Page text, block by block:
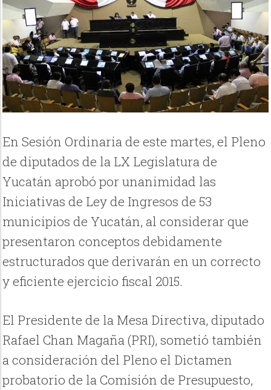
En Sesión Ordinaria de este martes, el Pleno
de diputados de la LX Legislatura de
Yucatán aprobó por unanimidad las
Iniciativas de Ley de Ingresos de 53
municipios de Yucatán, al considerar que
presentaron conceptos debidamente
estructurados que derivarán en un correcto
y eficiente ejercicio fiscal 2015.
El Presidente de la Mesa Directiva, diputado
Rafael Chan Magaña (PRI), sometió también
a consideración del Pleno el Dictamen
probatorio de la Comisión de Presupuesto,